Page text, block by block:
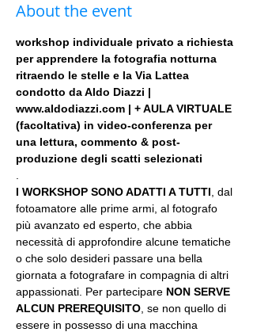
About the event
workshop individuale privato a richiesta
per apprendere la fotografia notturna
ritraendo le stelle e la Via Lattea
condotto da Aldo Diazzi |
www.aldodiazzi.com | + AULA VIRTUALE
(facoltativa) in video-conferenza per
una lettura, commento & post-
produzione degli scatti selezionati
I WORKSHOP SONO ADATTI A TUTTI , dal
fotoamatore alle prime armi, al fotografo
più avanzato ed esperto, che abbia
necessità di approfondire alcune tematiche
o che solo desideri passare una bella
giornata a fotografare in compagnia di altri
appassionati. Per partecipare NON SERVE
ALCUN PREREQUISITO , se non quello di
essere in possesso di una macchina